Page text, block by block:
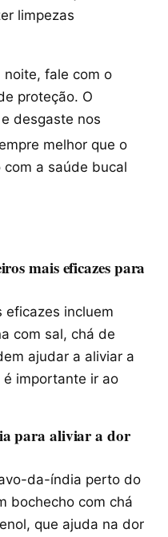
limpezas
noite, fale com o
proteção. O
desgaste nos
melhor que o
a saúde bucal
mais eficazes para
eficazes incluem
com sal, chá de
ajudar a aliviar a
importante ir ao
para aliviar a dor
da-índia perto do
bochecho com chá
que ajuda na dor